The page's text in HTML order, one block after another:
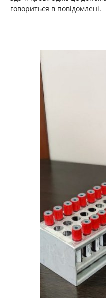
говориться в повідомлені.